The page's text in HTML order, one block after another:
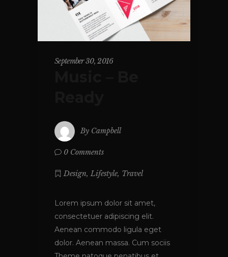
September 30, 2016
By Campbell
0 Comments
Design,Lifestyle, Travel
Lorem ipsum dolor sit amet,
consectetuer adipiscing elit.
Aenean commodo ligula eget
dolor. Aenean massa. Cum sociis